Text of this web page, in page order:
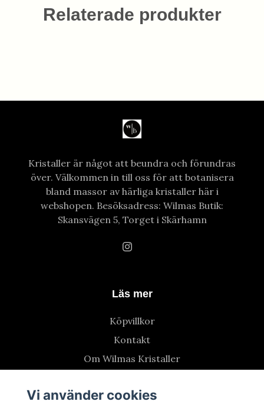
Relaterade produkter
Kristaller är något att beundra och förundras
över. Välkommen in till oss för att botanisera
bland massor av härliga kristaller här i
webshopen. Besöksadress: Wilmas Butik:
Skansvägen 5, Torget i Skärhamn
Läs mer
Köpvillkor
Kontakt
Om Wilmas Kristaller
Vi använder cookies